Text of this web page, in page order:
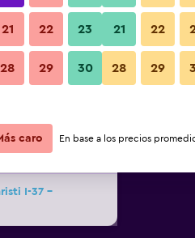
Ver oferta
I-37 -
Fotos
21 22 23
28 29 30
21 22
28 29
caro En base a los precios